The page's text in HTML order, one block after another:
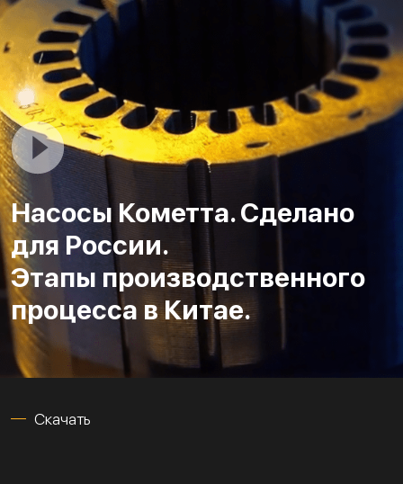
Насосы Кометта. Сделано
для России.
Этапы производственного
процесса в Китае.
Скачать